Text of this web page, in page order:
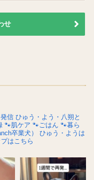
せ
信 ひゅう・よう・八朔と
🐾肌ケア 🐾ごはん 🐾暮ら
卒業犬）
ひゅう・ようは
はこちら